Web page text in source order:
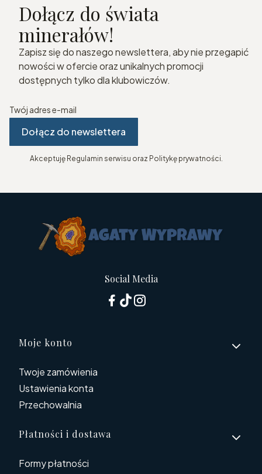
Dołącz do świata
minerałów!
Zapisz się do naszego newslettera, aby nie przegapić
nowości w ofercie oraz unikalnych promocji
dostępnych tylko dla klubowiczów.
Twój adres e-mail
Dołącz do newslettera
Akceptuję Regulamin serwisu oraz Politykę prywatności.
Social Media
Linki w stopce
Moje konto
Twoje zamówienia
Ustawienia konta
Przechowalnia
Płatności i dostawa
Formy płatności